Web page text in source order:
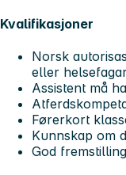
Kvalifikasjoner
Norsk
eller
Assistent må
Førerkort
Kunnskap om
God